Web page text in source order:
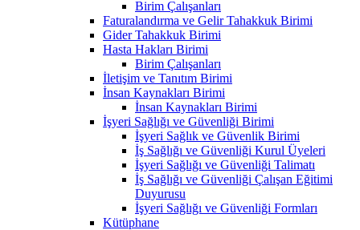
Birim Çalışanları
Faturalandırma ve Gelir Tahakkuk Birimi
Gider Tahakkuk Birimi
Hasta Hakları Birimi
Birim Çalışanları
İletişim ve Tanıtım Birimi
İnsan Kaynakları Birimi
İnsan Kaynakları Birimi
İşyeri Sağlığı ve Güvenliği Birimi
İşyeri Sağlık ve Güvenlik Birimi
İş Sağlığı ve Güvenliği Kurul Üyeleri
İşyeri Sağlığı ve Güvenliği Talimatı
İş Sağlığı ve Güvenliği Çalışan Eğitimi
Duyurusu
İşyeri Sağlığı ve Güvenliği Formları
Kütüphane